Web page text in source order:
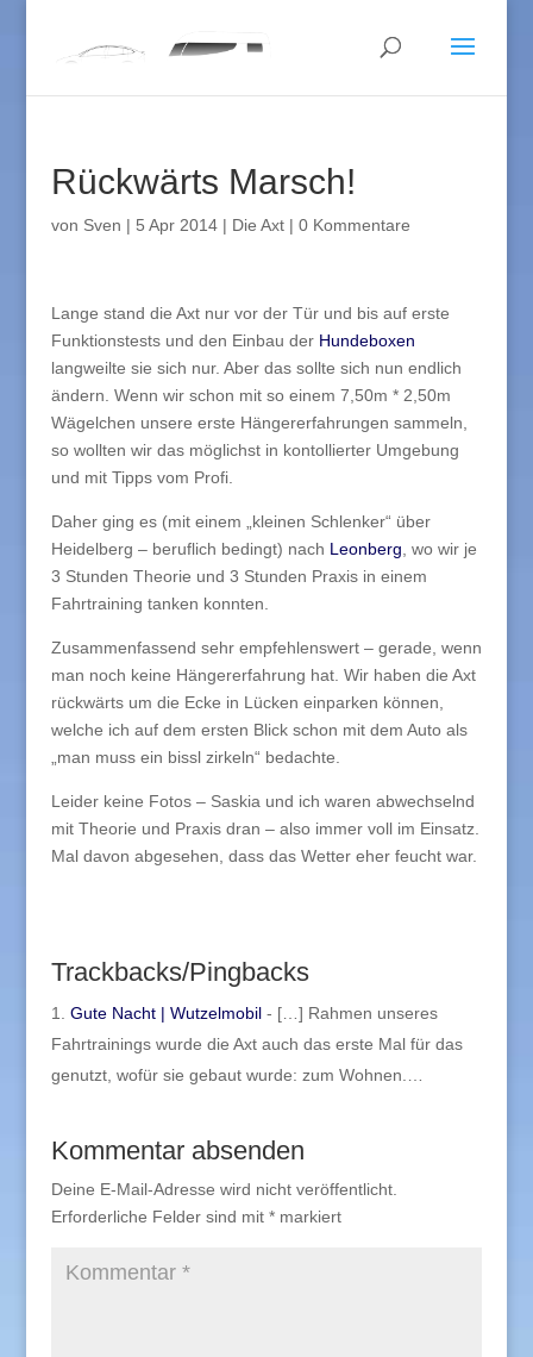
Rückwärts Marsch!
von Sven | 5 Apr 2014| Die Axt| 0 Kommentare
Lange stand die Axt nur vor der Tür und bis auf erste
Funktionstests und den Einbau der Hundeboxen
langweilte sie sich nur. Aber das sollte sich nun endlich
ändern. Wenn wir schon mit so einem 7,50m * 2,50m
Wägelchen unsere erste Hängererfahrungen sammeln,
so wollten wir das möglichst in kontollierter Umgebung
und mit Tipps vom Profi.
Daher ging es (mit einem „kleinen Schlenker“ über
Heidelberg – beruflich bedingt) nach Leonberg , wo wir je
3 Stunden Theorie und 3 Stunden Praxis in einem
Fahrtraining tanken konnten.
Zusammenfassend sehr empfehlenswert – gerade, wenn
man noch keine Hängererfahrung hat. Wir haben die Axt
rückwärts um die Ecke in Lücken einparken können,
welche ich auf dem ersten Blick schon mit dem Auto als
„man muss ein bissl zirkeln“ bedachte.
Leider keine Fotos – Saskia und ich waren abwechselnd
mit Theorie und Praxis dran – also immer voll im Einsatz.
Mal davon abgesehen, dass das Wetter eher feucht war.
Trackbacks/Pingbacks
Gute Nacht | Wutzelmobil- […] Rahmen unseres
Fahrtrainings wurde die Axt auch das erste Mal für das
genutzt, wofür sie gebaut wurde: zum Wohnen.…
Kommentar absenden
Deine E-Mail-Adresse wird nicht veröffentlicht.
Erforderliche Felder sind mit *markiert